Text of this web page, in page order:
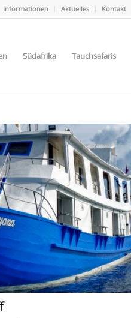
Informationen Aktuelles Kontakt
Südafrika Tauchsafaris